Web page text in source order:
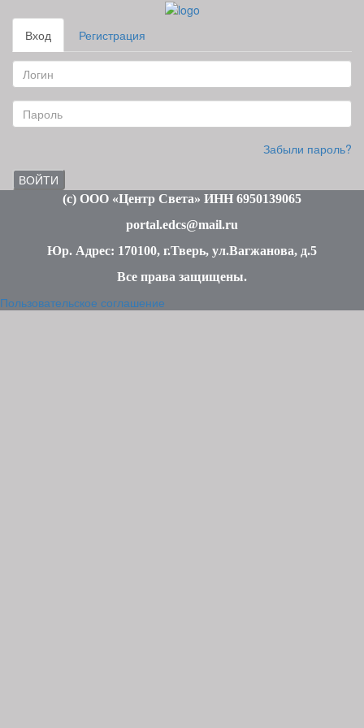
Вход Регистрация
Забыли пароль?
ВОЙТИ
(c) ООО «Центр Света» ИНН 6950139065
portal.edcs@mail.ru
Юр. Адрес: 170100, г.Тверь, ул.Вагжанова, д.5
Все права защищены.
Пользовательское соглашение